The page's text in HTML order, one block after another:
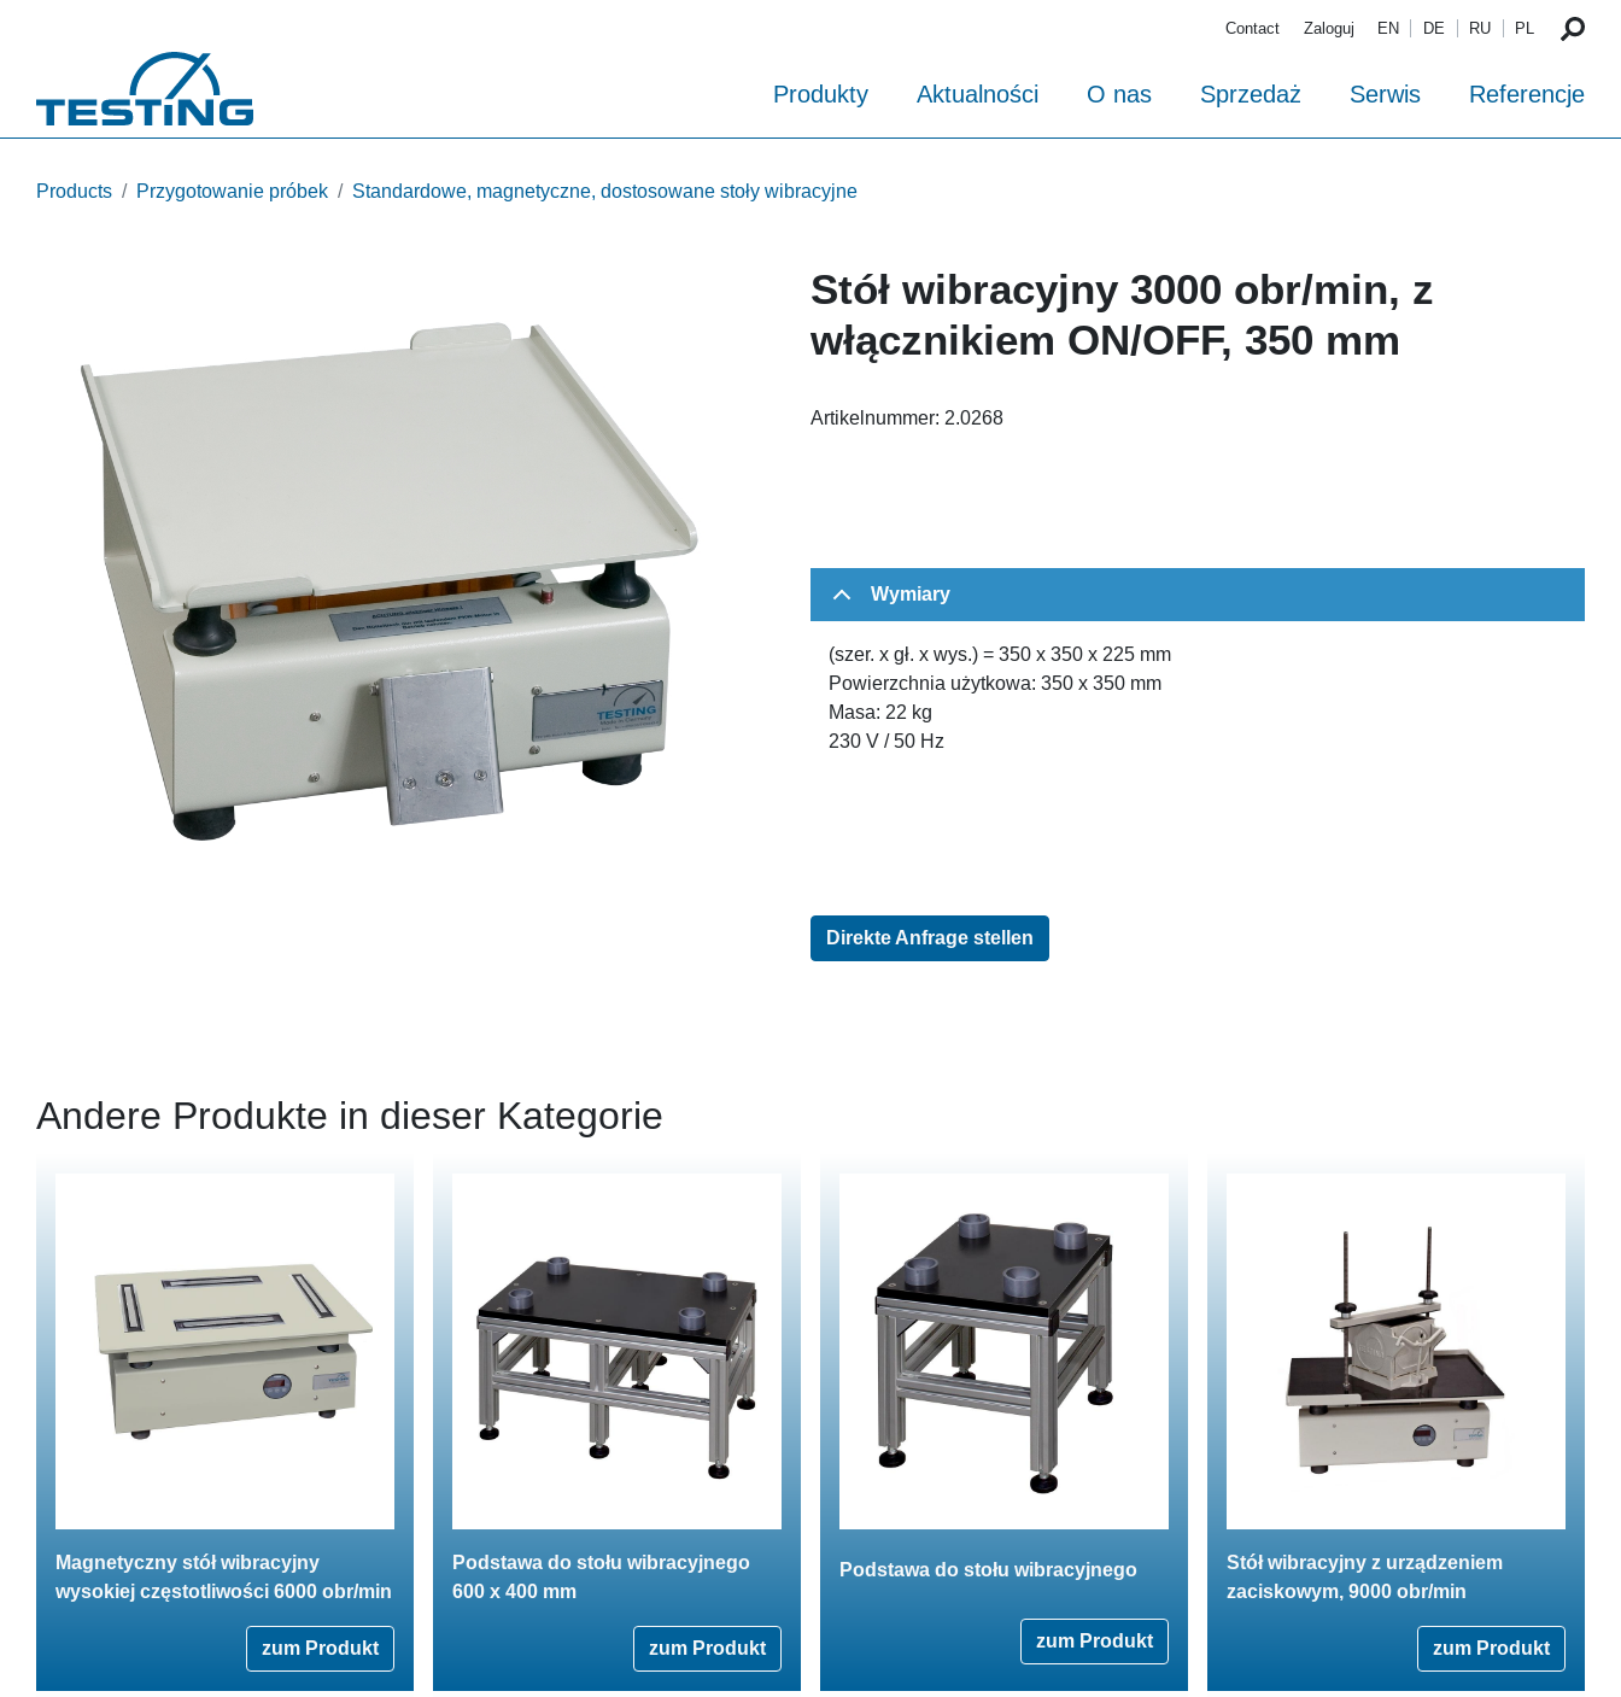
Contact Zaloguj EN DE RU PL
Produkty Aktualności O nas Sprzedaż Serwis Referencje
Products Przygotowanie próbek Standardowe, magnetyczne, dostosowane stoły wibracyjne
Stół wibracyjny 3000 obr/min, z
włącznikiem ON/OFF, 350 mm
Artikelnummer: 2.0268
Wymiary
(szer. x gł. x wys.) = 350 x 350 x 225 mm
Powierzchnia użytkowa: 350 x 350 mm
Masa: 22 kg
230 V / 50 Hz
Direkte Anfrage stellen
Andere Produkte in dieser Kategorie
Magnetyczny stół wibracyjny
wysokiej częstotliwości 6000 obr/min
zum Produkt
Podstawa do stołu wibracyjnego
600 x 400 mm
zum Produkt
Podstawa do stołu wibracyjnego
zum Produkt
Stół wibracyjny z urządzeniem
zaciskowym, 9000 obr/min
zum Produkt